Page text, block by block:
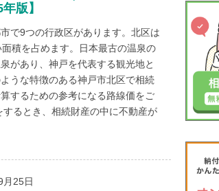
版】
で9つの行政区があります。北区は
積を占めます。日本最古の温泉の
があり、神戸を代表する観光地と
うな特徴のある神戸市北区で相続
するための参考になる路線価をご
るとき、相続財産の中に不動産が
月25日